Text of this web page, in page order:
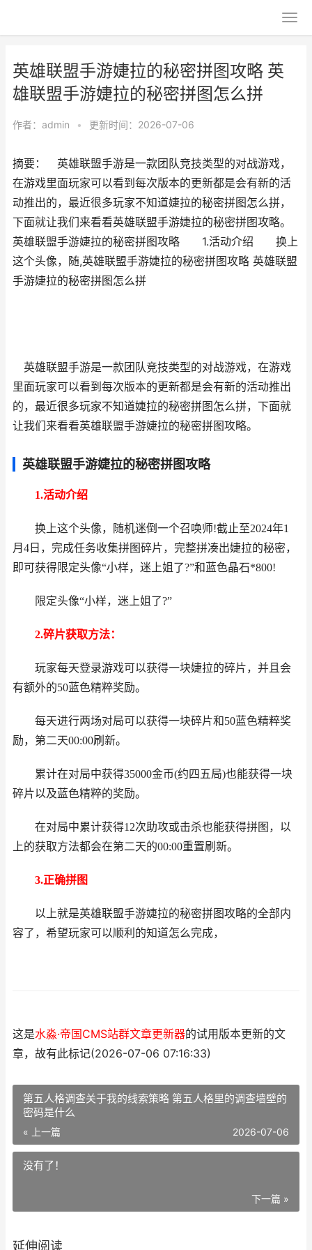
英雄联盟手游婕拉的秘密拼图攻略 英
雄联盟手游婕拉的秘密拼图怎么拼
作者： admin • 更新时间：2026-07-06
摘要： 英雄联盟手游是一款团队竞技类型的对战游戏，
在游戏里面玩家可以看到每次版本的更新都是会有新的活
动推出的，最近很多玩家不知道婕拉的秘密拼图怎么拼，
下面就让我们来看看英雄联盟手游婕拉的秘密拼图攻略。
英雄联盟手游婕拉的秘密拼图攻略 1.活动介绍 换上
这个头像，随,英雄联盟手游婕拉的秘密拼图攻略 英雄联盟
手游婕拉的秘密拼图怎么拼
英雄联盟手游是一款团队竞技类型的对战游戏，在游戏
里面玩家可以看到每次版本的更新都是会有新的活动推出
的，最近很多玩家不知道婕拉的秘密拼图怎么拼，下面就
让我们来看看英雄联盟手游婕拉的秘密拼图攻略。
英雄联盟手游婕拉的秘密拼图攻略
1.活动介绍
换上这个头像，随机迷倒一个召唤师!截止至2024年1
月4日，完成任务收集拼图碎片，完整拼凑出婕拉的秘密，
即可获得限定头像“小样，迷上姐了?”和蓝色晶石*800!
限定头像“小样，迷上姐了?”
2.碎片获取方法：
玩家每天登录游戏可以获得一块婕拉的碎片，并且会
有额外的50蓝色精粹奖励。
每天进行两场对局可以获得一块碎片和50蓝色精粹奖
励，第二天00:00刷新。
累计在对局中获得35000金币(约四五局)也能获得一块
碎片以及蓝色精粹的奖励。
在对局中累计获得12次助攻或击杀也能获得拼图，以
上的获取方法都会在第二天的00:00重置刷新。
3.正确拼图
以上就是英雄联盟手游婕拉的秘密拼图攻略的全部内
容了，希望玩家可以顺利的知道怎么完成，
这是水淼·帝国CMS站群文章更新器的试用版本更新的文
章，故有此标记(2026-07-06 07:16:33)
第五人格调查关于我的线索策略 第五人格里的调查墙壁的
密码是什么
« 上一篇 2026-07-06
没有了！
下一篇 »
延伸阅读